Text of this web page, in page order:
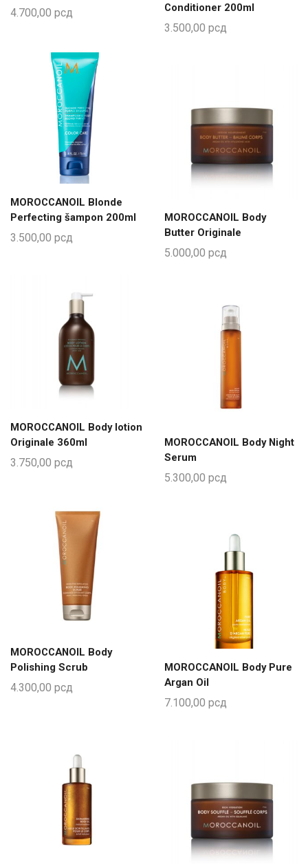
4.700,00 рсд
Conditioner 200ml
3.500,00 рсд
MOROCCANOIL Blonde
Perfecting šampon 200ml
3.500,00 рсд
MOROCCANOIL Body
Butter Originale
5.000,00 рсд
MOROCCANOIL Body lotion
Originale 360ml
3.750,00 рсд
MOROCCANOIL Body Night
Serum
5.300,00 рсд
MOROCCANOIL Body
Polishing Scrub
4.300,00 рсд
MOROCCANOIL Body Pure
Argan Oil
7.100,00 рсд